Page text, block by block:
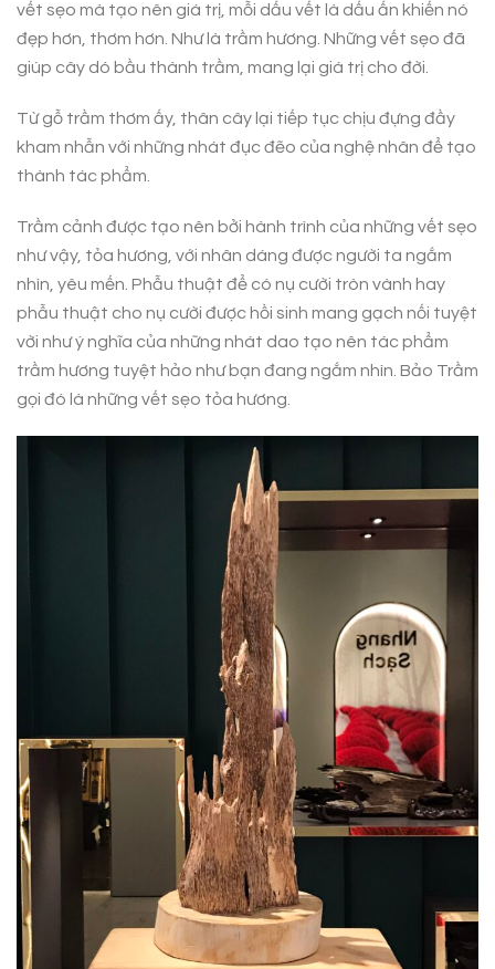
vết sẹo mà tạo nên giá trị, mỗi dấu vết là dấu ấn khiến nó
đẹp hơn, thơm hơn. Như là trầm hương. Những vết sẹo đã
giúp cây dó bầu thành trầm, mang lại giá trị cho đời.
Từ gỗ trầm thơm ấy, thân cây lại tiếp tục chịu đựng đầy
kham nhẫn với những nhát đục đẽo của nghệ nhân để tạo
thành tác phẩm.
Trầm cảnh được tạo nên bởi hành trình của những vết sẹo
như vậy, tỏa hương, với nhân dáng được người ta ngắm
nhìn, yêu mến. Phẫu thuật để có nụ cười tròn vành hay
phẫu thuật cho nụ cười được hồi sinh mang gạch nối tuyệt
vời như ý nghĩa của những nhát dao tạo nên tác phẩm
trầm hương tuyệt hảo như bạn đang ngắm nhìn. Bảo Trầm
gọi đó là những vết sẹo tỏa hương.